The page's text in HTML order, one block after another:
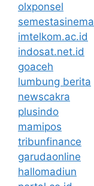
olxponsel
semestasinema
imtelkom.ac.id
indosat.net.id
goaceh
lumbung berita
newscakra
plusindo
mamipos
tribunfinance
garudaonline
hallomadiun